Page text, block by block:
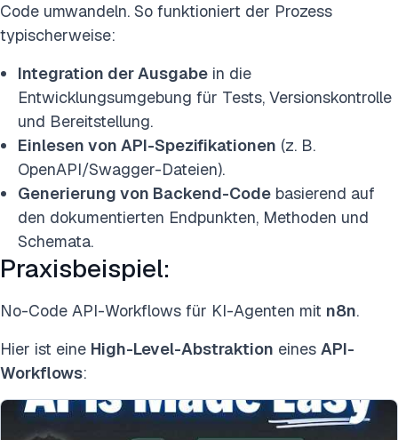
Code umwandeln. So funktioniert der Prozess
typischerweise:
Integration der Ausgabe in die
Entwicklungsumgebung für Tests, Versionskontrolle
und Bereitstellung.
Einlesen von API-Spezifikationen (z. B.
OpenAPI/Swagger-Dateien).
Generierung von Backend-Code basierend auf
den dokumentierten Endpunkten, Methoden und
Schemata.
Praxisbeispiel:
No-Code API-Workflows für KI-Agenten mit n8n.
Hier ist eine High-Level-Abstraktion eines API-
Workflows: